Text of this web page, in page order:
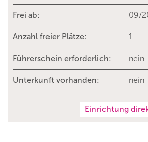
Frei ab: 09/
Anzahl freier Plätze: 1
Führerschein erforderlich: nein
Unterkunft vorhanden: nein
Einrichtung